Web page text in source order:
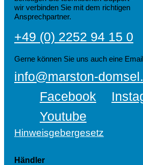
wir verbinden Sie mit dem richtigen
Ansprechpartner.
+49 (0) 2252 94 15 0
Gerne können Sie uns auch eine
info@marston-
Facebook
Youtube
Hinweisgebergesetz
Händler